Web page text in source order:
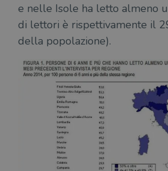
e nelle Isole ha letto almeno
di lettori è rispettivamente il
della popolazione).